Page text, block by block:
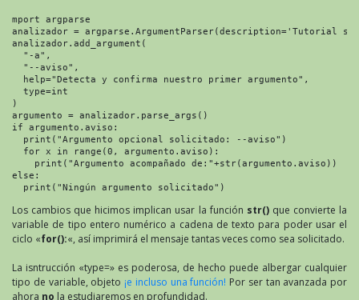
mport argparse
analizador = argparse.ArgumentParser(description='Tutorial
analizador.add_argument(
"-a",
"--aviso",
help="Detecta y confirma nuestro primer argumento",
type=int
)
argumento = analizador.parse_args()
if argumento.aviso:
print("Argumento opcional solicitado: --aviso")
for x in range(0, argumento.aviso):
print("Argumento acompañado de:"+str(argumento.aviso))
else:
print("Ningún argumento solicitado")
Los cambios que hicimos implican usar la función str()que convierte la
variable de tipo entero numérico a cadena de texto para poder usar el
ciclo «for():«, así imprimirá el mensaje tantas veces como sea solicitado.
La isntrucción «type=» es poderosa, de hecho puede albergar cualquier
tipo de variable, objeto ¡e incluso una función! Por ser tan avanzada por
ahora no la estudiaremos en profundidad.